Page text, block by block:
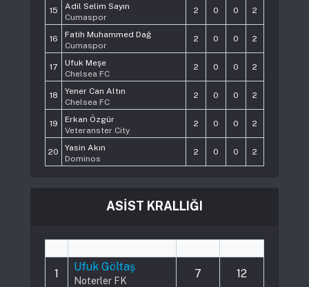
15
Adil Selim Sayın
Cumaspor
2 0 0 2
16
Fatih Muhammed Dağ
Cumaspor
2 0 0 2
17
Ufuk Meşe
Chelsea FC
2 0 0 2
18
Yener Can Altın
Chelsea FC
2 0 0 2
19
Erkan Özgür
Veteranster City
2 0 0 2
20
Yasin Akın
Dominos
2 0 0 2
ASİST KRALLIĞI
1
Ufuk Göltaş
Noterler FK
7 12